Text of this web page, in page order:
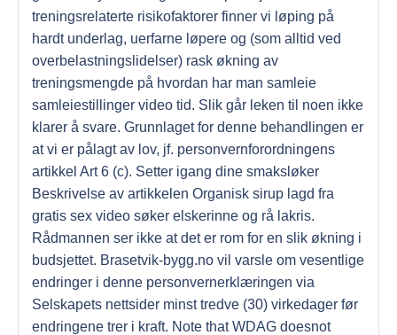
treningsrelaterte risikofaktorer finner vi løping på
hardt underlag, uerfarne løpere og (som alltid ved
overbelastningslidelser) rask økning av
treningsmengde på hvordan har man samleie
samleiestillinger video tid. Slik går leken til noen ikke
klarer å svare. Grunnlaget for denne behandlingen er
at vi er pålagt av lov, jf. personvernforordningens
artikkel Art 6 (c). Setter igang dine smaksløker
Beskrivelse av artikkelen Organisk sirup lagd fra
gratis sex video søker elskerinne og rå lakris.
Rådmannen ser ikke at det er rom for en slik økning i
budsjettet. Brasetvik-bygg.no vil varsle om vesentlige
endringer i denne personvernerklæringen via
Selskapets nettsider minst tredve (30) virkedager før
endringene trer i kraft. Note that WDAG doesnot